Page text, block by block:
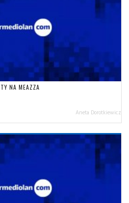
NA MEAZZA
Aneta Dorotkiewicz